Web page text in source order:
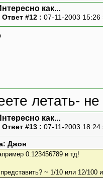
как...
Ответ #12 : 07-11-2003
летать-
как...
Ответ #13 : 07-11-2003
Джон
0.123456789 и тд!
~ 1/10 или 12/100